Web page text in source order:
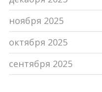
ноября 2025
октября 2025
сентября 2025